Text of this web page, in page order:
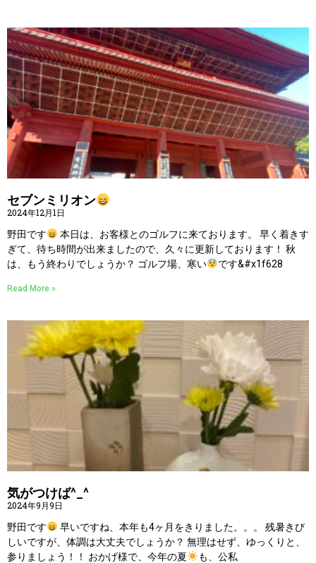
セブンミリオン
2024年12月1日
野田です
本日は、お客様とのゴルフに来ております。 早く着きす
ぎて、待ち時間が出来ましたので、久々に更新しております！ 秋
は、もう終わりでしょうか？ ゴルフ場、寒い
です&#x1f628
Read More »
気がつけば^_^
2024年9月9日
野田です
早いですね、本年も4ヶ月をきりました。。。 残暑きび
しいですが、体調は大丈夫でしょうか？ 無理はせず、ゆっくりと、
参りましょう！！ おかげ様で、今年の夏
も、公私